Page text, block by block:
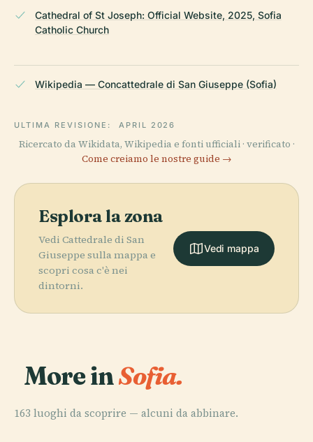
Cathedral of St Joseph: Official Website, 2025, Sofia
Catholic Church
Wikipedia — Concattedrale di San Giuseppe (Sofia)
ULTIMA REVISIONE: APRIL 2026
Ricercato da Wikidata, Wikipedia e fonti ufficiali · verificato ·
Come creiamo le nostre guide →
Esplora la zona
Vedi Cattedrale di San
Giuseppe sulla mappa e
scopri cosa c'è nei
dintorni.
Vedi mappa
More inSofia.
163 luoghi da scoprire — alcuni da abbinare.